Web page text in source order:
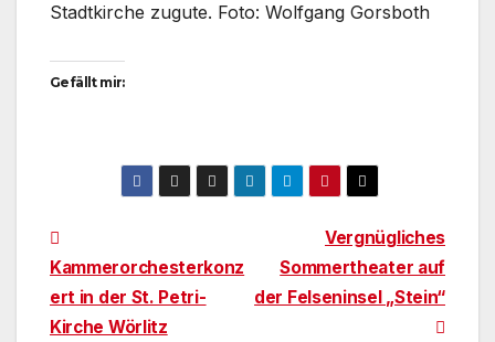
Stadtkirche zugute. Foto: Wolfgang Gorsboth
Gefällt mir:
BeitragsnavigationVergnügliches
Sommertheater auf
der Felseninsel „Stein“
Kammerorchesterkonz
ert in der St. Petri-
Kirche Wörlitz